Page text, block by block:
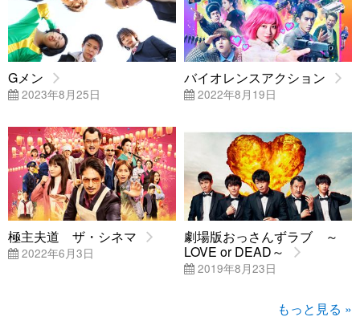
Gメン
2023年8月25日
バイオレンスアクション
2022年8月19日
極主夫道 ザ・シネマ
2022年6月3日
劇場版おっさんずラブ ～
LOVE or DEAD～
2019年8月23日
もっと見る »